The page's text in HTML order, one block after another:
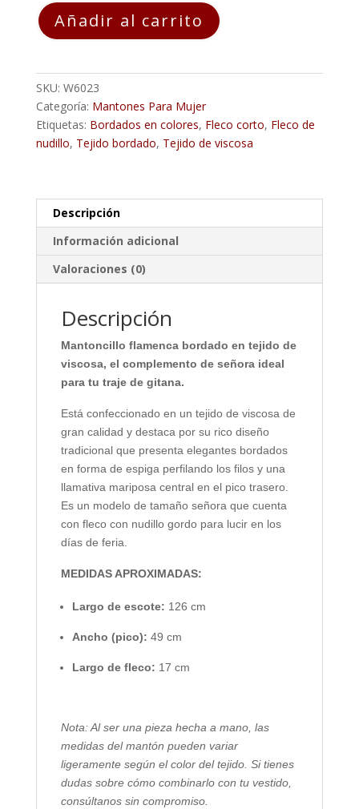
Mantoncillo
Flamenca
Espiga-
Mariposa
cantidad
Añadir al carrito
SKU: W6023
Categoría: Mantones Para Mujer
Etiquetas: Bordados en colores, Fleco corto, Fleco de
nudillo, Tejido bordado, Tejido de viscosa
Descripción
Información adicional
Valoraciones (0)
Descripción
Mantoncillo flamenca bordado en tejido de
viscosa, el complemento de señora ideal
para tu traje de gitana.
Está confeccionado en un tejido de viscosa de
gran calidad y destaca por su rico diseño
tradicional que presenta elegantes bordados
en forma de espiga perfilando los filos y una
llamativa mariposa central en el pico trasero.
Es un modelo de tamaño señora que cuenta
con fleco con nudillo gordo para lucir en los
días de feria.
MEDIDAS APROXIMADAS:
Largo de escote: 126 cm
Ancho (pico): 49 cm
Largo de fleco: 17 cm
Nota: Al ser una pieza hecha a mano, las
medidas del mantón pueden variar
ligeramente según el color del tejido. Si tienes
dudas sobre cómo combinarlo con tu vestido,
consúltanos sin compromiso.